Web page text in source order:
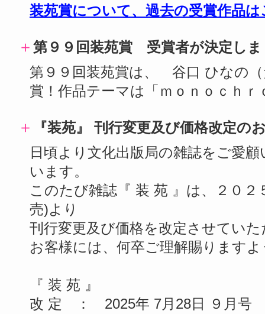
装苑賞について、過去の受賞作品は
＋ 第９９回装苑賞 受賞者が決定し
第９９回装苑賞は、 谷口 ひなの
賞！作品テーマは「ｍｏｎｏｃｈｒ
＋
『装苑』 刊行変更及び価格改定の
日頃より文化出版局の雑誌をご愛
います。
このたび雑誌『 装 苑 』は、２０２
売)より
刊行変更及び価格を改定させてい
お客様には、何卒ご理解賜ります
『 装 苑 』
改 定 ： 2025年 7月28日 ９月号